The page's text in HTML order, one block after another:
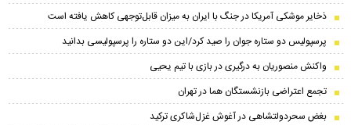
ذخایر موشکی آمریکا در جنگ با ایران به میزان قابل‌توجهی کاهش یافته است
پرسپولیس دو ستاره جوان را صید کرد/این دو ستاره را پرسپولیسی بدانید
واکنش منصوریان به درگیری در بازی با تیم یحیی
تجمع اعتراضی بازنشستگان هما در تهران
بغض سحر‌دولتشاهی در آغوش غزل‌شاکری ترکید